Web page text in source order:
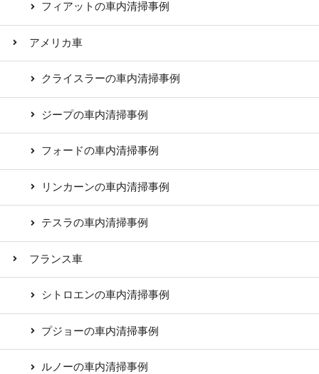
フィアットの車内清掃事例
アメリカ車
クライスラーの車内清掃事例
ジープの車内清掃事例
フォードの車内清掃事例
リンカーンの車内清掃事例
テスラの車内清掃事例
フランス車
シトロエンの車内清掃事例
プジョーの車内清掃事例
ルノーの車内清掃事例